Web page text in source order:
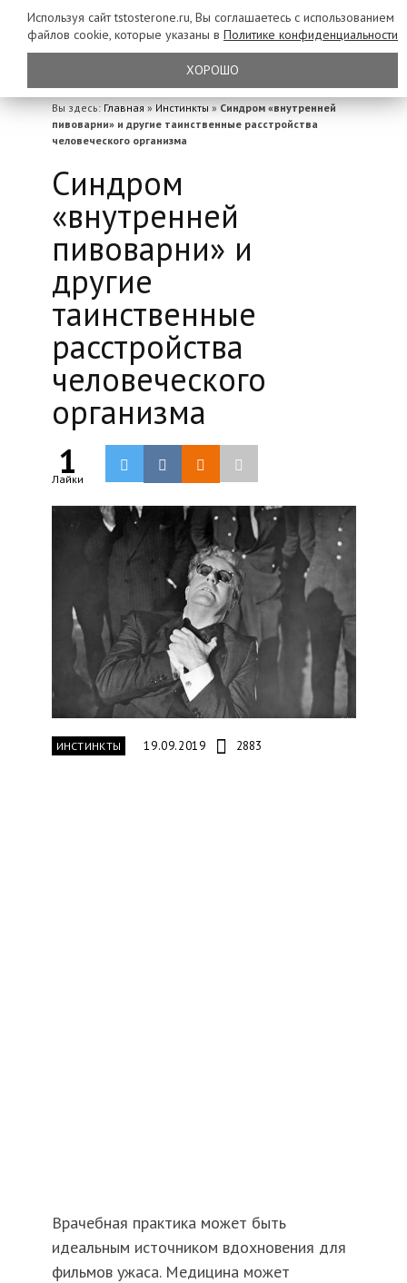
Вы здесь: Главная » Инстинкты » Синдром «внутренней
пивоварни» и другие таинственные расстройства
человеческого организма
Синдром
«внутренней
пивоварни» и
другие
таинственные
расстройства
человеческого
организма
1
Лайки
ИНСТИНКТЫ 19.09.2019 2883
Врачебная практика может быть
идеальным источником вдохновения для
фильмов ужаса. Медицина может
Используя сайт tstosterone.ru, Вы соглашаетесь с использованием
файлов cookie, которые указаны в Политике конфиденциальности
ХОРОШО